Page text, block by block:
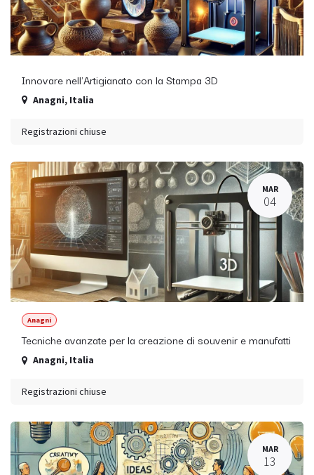
Innovare nell'Artigianato con la Stampa 3D
Anagni, Italia
Registrazioni chiuse
MAR
04
Anagni
Tecniche avanzate per la creazione di souvenir e manufatti
Anagni, Italia
Registrazioni chiuse
MAR
13